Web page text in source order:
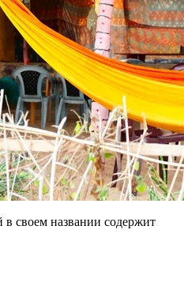
своем названии содержит